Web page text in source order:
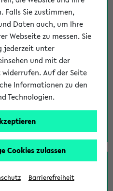
Veranstaltungen
Fragen zu
Sie Ansprechpersonen
Veranstaltung. Der BIS
direkte Hilfe leisten.
Teilnahmemanagement
die Personen, die Ihre
haben, auf der
der
verwalteten
Falls Sie zustimmen,
Daten auch, um Ihre
Webseite zu messen. Sie
jederzeit unter
und mit der
Auf der Seite
Informationen zu den
Technologien.
Cookies zulassen
Barrierefreiheit